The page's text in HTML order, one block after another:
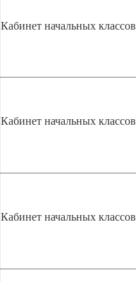
Кабинет начальных классов
Кабинет начальных классов
Кабинет начальных классов